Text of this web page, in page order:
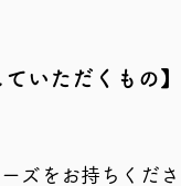
ていただくもの】
ズをお持ちくだ